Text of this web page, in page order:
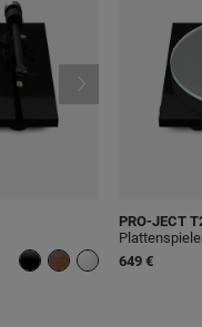
PRO-JECT
649 €